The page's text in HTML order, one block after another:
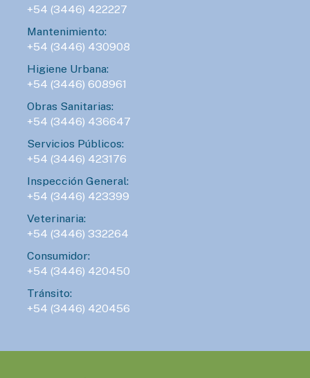
+54 (3446) 422227
Mantenimiento:
+54 (3446) 430908
Higiene Urbana:
+54 (3446) 608961
Obras Sanitarias:
+54 (3446) 436647
Servicios Públicos:
+54 (3446) 423176
Inspección General:
+54 (3446) 423399
Veterinaria:
+54 (3446) 332264
Consumidor:
+54 (3446) 420450
Tránsito:
+54 (3446) 420456